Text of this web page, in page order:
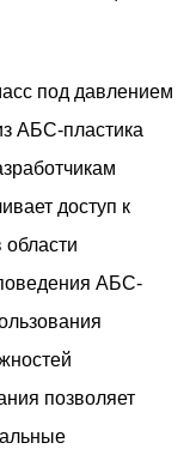
под давлением
АБС-пластика
доступ к
АБС-
позволяет